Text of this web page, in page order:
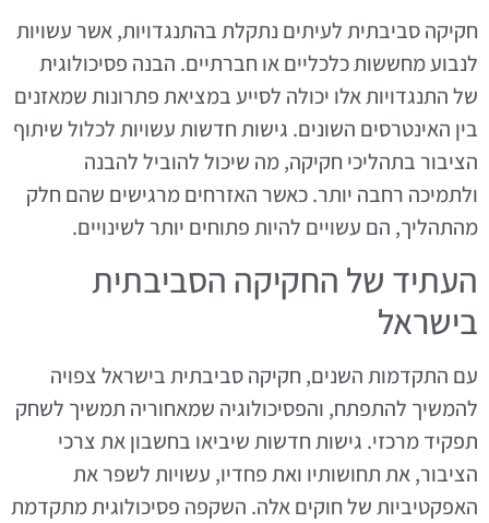
חקיקה סביבתית לעיתים נתקלת בהתנגדויות, אשר עשויות
לנבוע מחששות כלכליים או חברתיים. הבנה פסיכולוגית
של התנגדויות אלו יכולה לסייע במציאת פתרונות שמאזנים
בין האינטרסים השונים. גישות חדשות עשויות לכלול שיתוף
הציבור בתהליכי חקיקה, מה שיכול להוביל להבנה
ולתמיכה רחבה יותר. כאשר האזרחים מרגישים שהם חלק
מהתהליך, הם עשויים להיות פתוחים יותר לשינויים.
העתיד של החקיקה הסביבתית
בישראל
עם התקדמות השנים, חקיקה סביבתית בישראל צפויה
להמשיך להתפתח, והפסיכולוגיה שמאחוריה תמשיך לשחק
תפקיד מרכזי. גישות חדשות שיביאו בחשבון את צרכי
הציבור, את תחושותיו ואת פחדיו, עשויות לשפר את
האפקטיביות של חוקים אלה. השקפה פסיכולוגית מתקדמת